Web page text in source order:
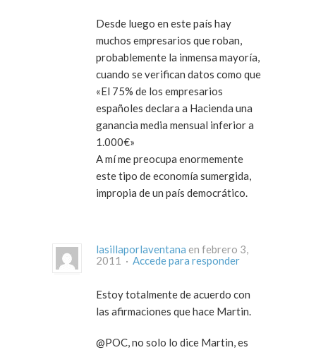
Desde luego en este país hay
muchos empresarios que roban,
probablemente la inmensa mayoría,
cuando se verifican datos como que
«El 75% de los empresarios
españoles declara a Hacienda una
ganancia media mensual inferior a
1.000€»
A mí me preocupa enormemente
este tipo de economía sumergida,
impropia de un país democrático.
lasillaporlaventana en febrero 3,
2011 · Accede para responder
Estoy totalmente de acuerdo con
las afirmaciones que hace Martin.
@POC, no solo lo dice Martin, es